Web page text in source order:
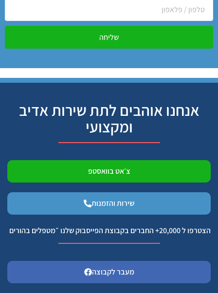
שליחה
אנחנו אוהבים לתת שירות אדיב
ומקצועי
צ׳אט בוואסטפ
שירות והזמנות
הצטרפו ל 20,000+ החברים בקבוצת הפייסבוק שלנו ״מטפלים בהורים
מעבר לקבוצה